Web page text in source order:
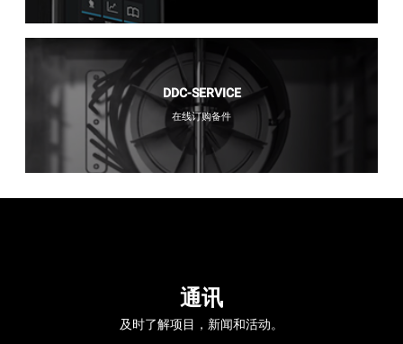
DDC-SERVICE
在线订购备件
通讯
及时了解项目，新闻和活动。